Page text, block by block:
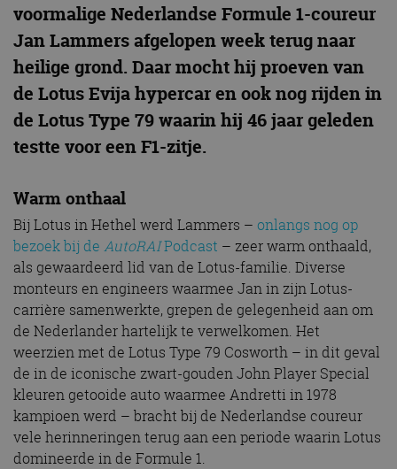
voormalige Nederlandse Formule 1-coureur
Jan Lammers afgelopen week terug naar
heilige grond. Daar mocht hij proeven van
de Lotus Evija hypercar en ook nog rijden in
de Lotus Type 79 waarin hij 46 jaar geleden
testte voor een F1-zitje.
Warm onthaal
Bij Lotus in Hethel werd Lammers – onlangs nog op
bezoek bij de AutoRAIPodcast – zeer warm onthaald,
als gewaardeerd lid van de Lotus-familie. Diverse
monteurs en engineers waarmee Jan in zijn Lotus-
carrière samenwerkte, grepen de gelegenheid aan om
de Nederlander hartelijk te verwelkomen. Het
weerzien met de Lotus Type 79 Cosworth – in dit geval
de in de iconische zwart-gouden John Player Special
kleuren getooide auto waarmee Andretti in 1978
kampioen werd – bracht bij de Nederlandse coureur
vele herinneringen terug aan een periode waarin Lotus
domineerde in de Formule 1.